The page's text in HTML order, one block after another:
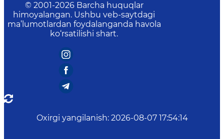
© 2001-2026 Barcha huquqlar
himoyalangan. Ushbu veb-saytdagi
ma’lumotlardan foydalanganda havola
ko‘rsatilishi shart.
Oxirgi yangilanish: 2026-08-07 17:54:14